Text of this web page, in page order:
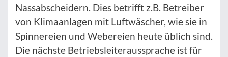
Nassabscheidern. Dies betrifft z.B. Betreiber
von Klimaanlagen mit Luftwäscher, wie sie in
Spinnereien und Webereien heute üblich sind.
Die nächste Betriebsleiteraussprache ist für